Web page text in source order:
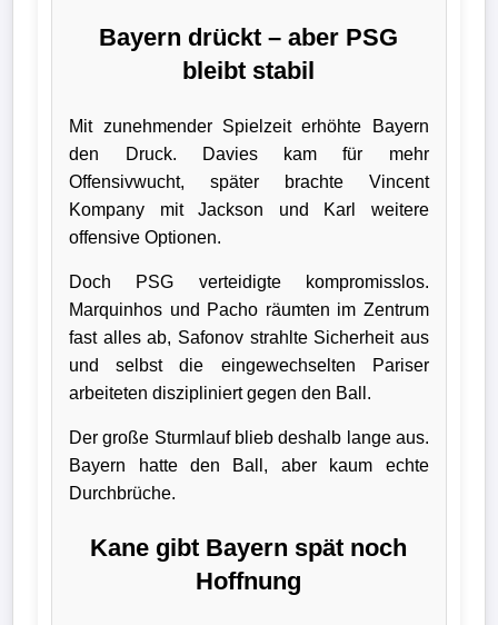
Bayern drückt – aber PSG
bleibt stabil
Mit zunehmender Spielzeit erhöhte Bayern
den Druck. Davies kam für mehr
Offensivwucht, später brachte Vincent
Kompany mit Jackson und Karl weitere
offensive Optionen.
Doch PSG verteidigte kompromisslos.
Marquinhos und Pacho räumten im Zentrum
fast alles ab, Safonov strahlte Sicherheit aus
und selbst die eingewechselten Pariser
arbeiteten diszipliniert gegen den Ball.
Der große Sturmlauf blieb deshalb lange aus.
Bayern hatte den Ball, aber kaum echte
Durchbrüche.
Kane gibt Bayern spät noch
Hoffnung